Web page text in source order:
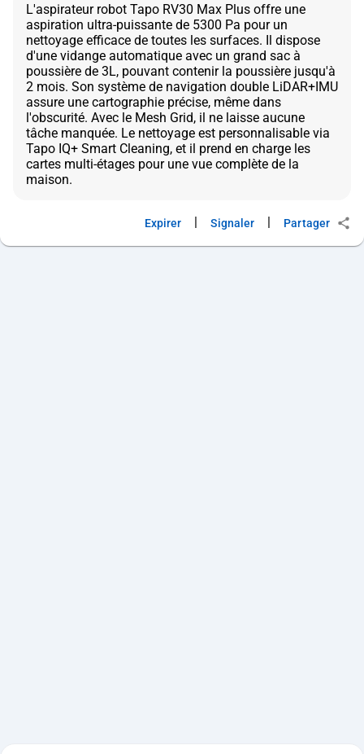
L'aspirateur robot Tapo RV30 Max Plus offre une
aspiration ultra-puissante de 5300 Pa pour un
nettoyage efficace de toutes les surfaces. Il dispose
d'une vidange automatique avec un grand sac à
poussière de 3L, pouvant contenir la poussière jusqu'à
2 mois. Son système de navigation double LiDAR+IMU
assure une cartographie précise, même dans
l'obscurité. Avec le Mesh Grid, il ne laisse aucune
tâche manquée. Le nettoyage est personnalisable via
Tapo IQ+ Smart Cleaning, et il prend en charge les
cartes multi-étages pour une vue complète de la
Expirer | Signaler | Partager